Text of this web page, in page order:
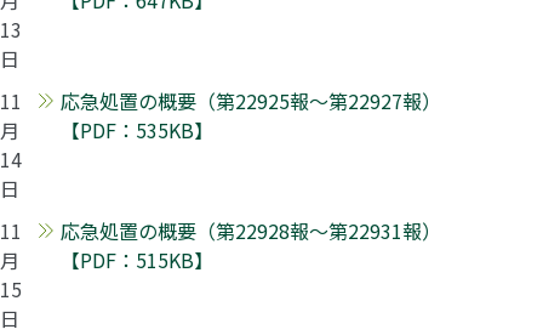
13
日
11
月
14
日
応急処置の概要（第22925報～第22927報）
【PDF：535KB】
11
月
15
日
応急処置の概要（第22928報～第22931報）
【PDF：515KB】